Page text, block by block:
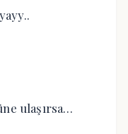
ulaşırsa…